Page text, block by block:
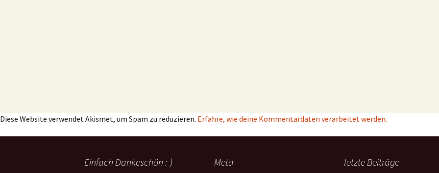
Diese Website verwendet Akismet, um Spam zu reduzieren. Erfahre, wie deine Kommentardaten verarbeitet werden.
Einfach Dankeschön :-) Meta letzte Beiträge